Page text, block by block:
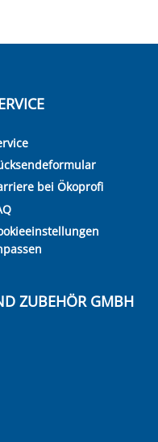
bei Ökoprofi
ZUBEHÖR GMBH